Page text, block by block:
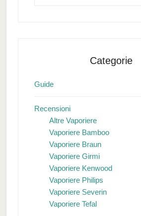
Categorie
Guide
Recensioni
Altre Vaporiere
Vaporiere Bamboo
Vaporiere Braun
Vaporiere Girmi
Vaporiere Kenwood
Vaporiere Philips
Vaporiere Severin
Vaporiere Tefal